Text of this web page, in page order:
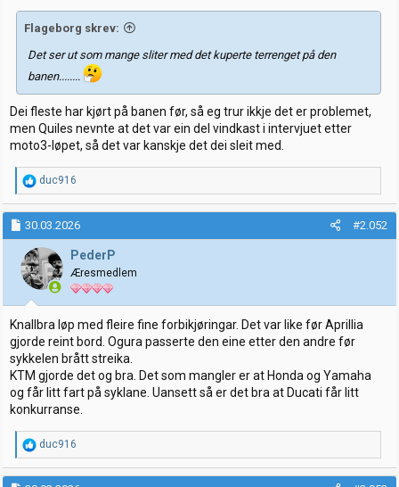
Flageborg skrev:
Det ser ut som mange sliter med det kuperte terrenget på den
banen........
Dei fleste har kjørt på banen før, så eg trur ikkje det er problemet,
men Quiles nevnte at det var ein del vindkast i intervjuet etter
moto3-løpet, så det var kanskje det dei sleit med.
R
e
a
k
s
j
o
n
e
r
:
duc916
30.03.2026 #2.052
PederP
Æresmedlem
Knallbra løp med fleire fine forbikjøringar. Det var like før Aprillia
gjorde reint bord. Ogura passerte den eine etter den andre før
sykkelen brått streika.
KTM gjorde det og bra. Det som mangler er at Honda og Yamaha
og får litt fart på syklane. Uansett så er det bra at Ducati får litt
konkurranse.
R
e
a
duc916